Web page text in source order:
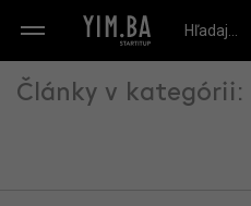
Články v kategórii: